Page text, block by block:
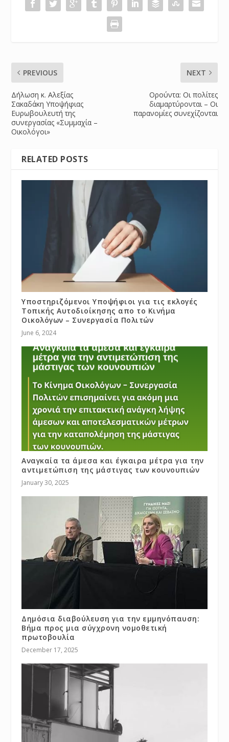
PREVIOUS
Δήλωση κ. Αλεξίας
Σακαδάκη Υποψήφιας
Ευρωβουλευτή της
συνεργασίας «Συμμαχία –
Οικολόγoι»
NEXT
Ορούντα: Οι πολίτες
διαμαρτύρονται – Οι
παρανομίες συνεχίζονται
RELATED POSTS
Υποστηριζόμενοι Υποψήφιοι για τις εκλογές
Τοπικής Αυτοδιοίκησης απο το Κινήμα
Οικολόγων – Συνεργασία Πολιτών
June 6, 2024
Αναγκαία τα άμεσα και έγκαιρα μέτρα για την
αντιμετώπιση της μάστιγας των κουνουπιών
January 30, 2025
Δημόσια διαβούλευση για την εμμηνόπαυση:
Βήμα προς μια σύγχρονη νομοθετική
πρωτοβουλία
December 17, 2025